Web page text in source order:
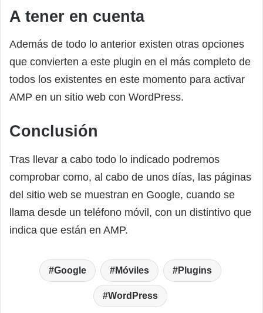
A tener en cuenta
Además de todo lo anterior existen otras opciones
que convierten a este plugin en el más completo de
todos los existentes en este momento para activar
AMP en un sitio web con WordPress.
Conclusión
Tras llevar a cabo todo lo indicado podremos
comprobar como, al cabo de unos días, las páginas
del sitio web se muestran en Google, cuando se
llama desde un teléfono móvil, con un distintivo que
indica que están en AMP.
Google Móviles Plugins
WordPress